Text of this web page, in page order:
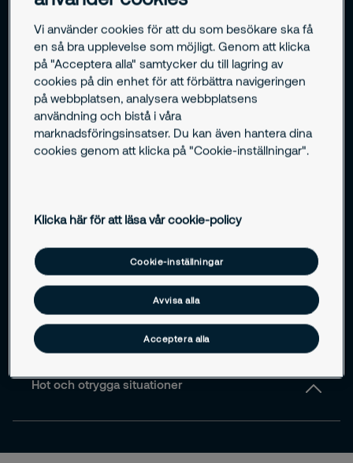
Dina säkerhetsutmaningar
Risker inom handel och detaljhandel
Risker inom handeln påverkar både omsättning och
varumärke. Inbrott, stöld, svinn och brand kan leda till
Inbrott, stöld och svinn kan leda till direkta
ekonomiska förluster, störningar i driften och ökad
arbetsbelastning för personalen. Återkommande
incidenter påverkar även trygghetskänslan i
verksamheten.
Brand
Brand kan orsaka omfattande skador på lokaler, varor
driftstopp, ekonomiska förluster och osäkerhet bland
Hot och otrygga situationer
Hot, trakasserier och våldsamma situationer kan
påverkar både personalens arbetsvillkor och
Vi använder cookies för att du som besökare ska få
en så bra upplevelse som möjligt. Genom att klicka
på "Acceptera alla" samtycker du till lagring av
cookies på din enhet för att förbättra navigeringen
på webbplatsen, analysera webbplatsens
användning och bistå i våra
marknadsföringsinsatser. Du kan även hantera dina
cookies genom att klicka på "Cookie-inställningar".
Klicka här för att läsa vår cookie-policy
Cookie-inställningar
Avvisa alla
Acceptera alla